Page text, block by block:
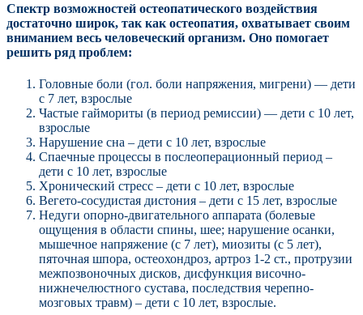
Спектр возможностей остеопатического воздействия
достаточно широк, так как остеопатия, охватывает своим
вниманием весь человеческий организм. Оно помогает
решить ряд проблем:
Головные боли (гол. боли напряжения, мигрени) — дети
с 7 лет, взрослые
Частые гаймориты (в период ремиссии) — дети с 10 лет,
взрослые
Нарушение сна – дети с 10 лет, взрослые
Спаечные процессы в послеоперационный период –
дети с 10 лет, взрослые
Хронический стресс – дети с 10 лет, взрослые
Вегето-сосудистая дистония – дети с 15 лет, взрослые
Недуги опорно-двигательного аппарата (болевые
ощущения в области спины, шее; нарушение осанки,
мышечное напряжение (с 7 лет), миозиты (с 5 лет),
пяточная шпора, остеохондроз, артроз 1-2 ст., протрузии
межпозвоночных дисков, дисфункция височно-
нижнечелюстного сустава, последствия черепно-
мозговых травм) – дети с 10 лет, взрослые.